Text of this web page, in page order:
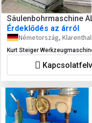
Säulenbohrmaschine
Érdeklődés az árról
Németország, Klarenthal
Kurt Steiger